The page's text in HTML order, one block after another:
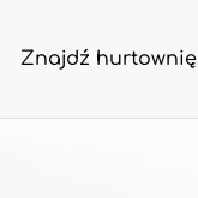
Znajdź hurtownię